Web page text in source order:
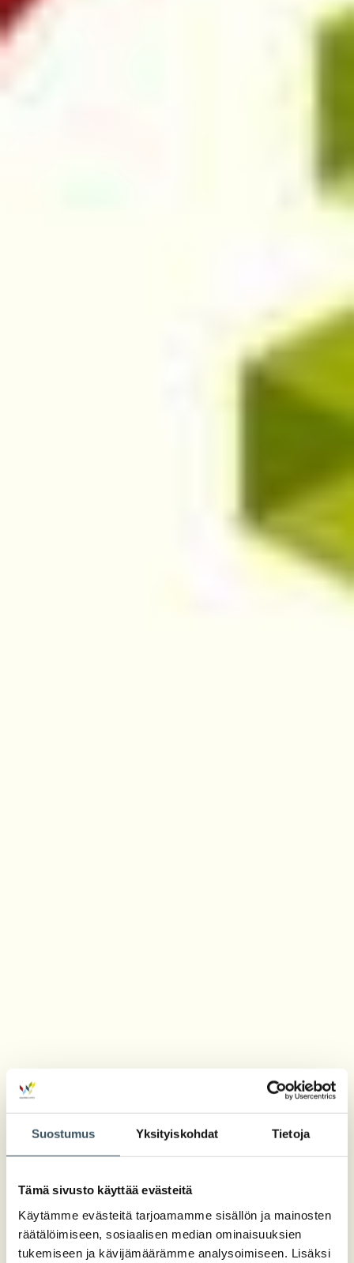
Suostumus Yksityiskohdat Tietoja
Tämä sivusto käyttää evästeitä
Käytämme evästeitä tarjoamamme sisällön ja mainosten
räätälöimiseen, sosiaalisen median ominaisuuksien
tukemiseen ja kävijämäärämme analysoimiseen. Lisäksi